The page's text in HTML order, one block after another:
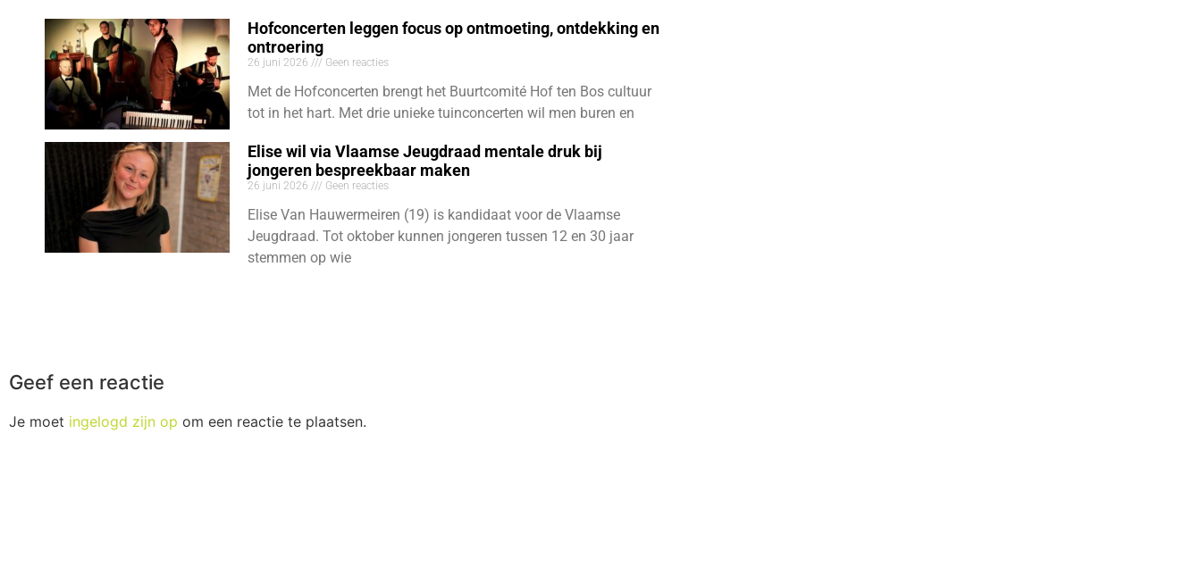
Hofconcerten leggen focus op ontmoeting, ontdekking en
ontroering
26 juni 2026 Geen reacties
Met de Hofconcerten brengt het Buurtcomité Hof ten Bos cultuur
tot in het hart. Met drie unieke tuinconcerten wil men buren en
Elise wil via Vlaamse Jeugdraad mentale druk bij
jongeren bespreekbaar maken
26 juni 2026 Geen reacties
Elise Van Hauwermeiren (19) is kandidaat voor de Vlaamse
Jeugdraad. Tot oktober kunnen jongeren tussen 12 en 30 jaar
stemmen op wie
Geef een reactie
Je moet ingelogd zijn op om een reactie te plaatsen.